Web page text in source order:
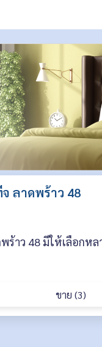
ลาดพร้าว 48
ร้าว 48 มีให้เลือก
ขาย (3)